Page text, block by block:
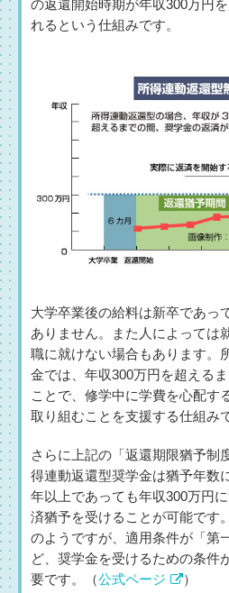
の返還開始時期が年収300万円
れるという仕組みです。
大学卒業後の給料は新卒であっ
ありません。また人によっては
職に就けない場合もあります。
金では、年収300万円を超える
ことで、修学中に学費を心配す
取り組むことを支援する仕組み
さらに上記の「返還期限猶予制
得連動返還型奨学金は猶予年数
年以上であっても年収300万円
済猶予を受けることが可能です
のようですが、適用条件が「第
ど、奨学金を受けるための条件
要です。（公式ページ ）